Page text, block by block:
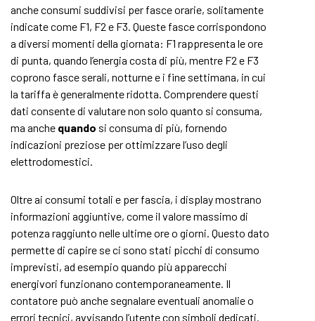
anche consumi suddivisi per fasce orarie, solitamente
indicate come F1, F2 e F3. Queste fasce corrispondono
a diversi momenti della giornata: F1 rappresenta le ore
di punta, quando l’energia costa di più, mentre F2 e F3
coprono fasce serali, notturne e i fine settimana, in cui
la tariffa è generalmente ridotta. Comprendere questi
dati consente di valutare non solo quanto si consuma,
ma anche quando si consuma di più, fornendo
indicazioni preziose per ottimizzare l’uso degli
elettrodomestici.
Oltre ai consumi totali e per fascia, i display mostrano
informazioni aggiuntive, come il valore massimo di
potenza raggiunto nelle ultime ore o giorni. Questo dato
permette di capire se ci sono stati picchi di consumo
imprevisti, ad esempio quando più apparecchi
energivori funzionano contemporaneamente. Il
contatore può anche segnalare eventuali anomalie o
errori tecnici, avvisando l’utente con simboli dedicati.